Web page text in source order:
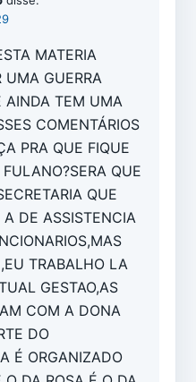
MATERIA
UMA GUERRA
AINDA TEM UMA
COMENTÁRIOS
PRA QUE FIQUE
QUE
QUE
DE ASSISTENCIA
TRABALHO LA
GESTAO,AS
COM A DONA
DO
É ORGANIZADO